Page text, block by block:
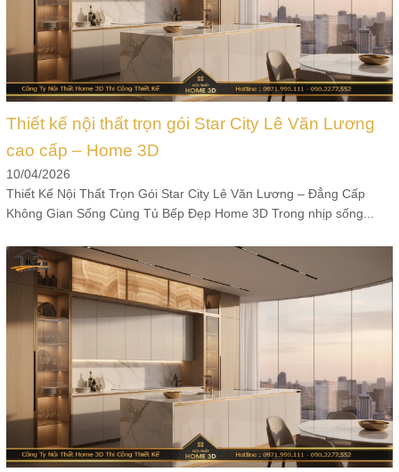
Thiết kế nội thất trọn gói Star City Lê Văn Lương
cao cấp – Home 3D
10/04/2026
Thiết Kế Nội Thất Trọn Gói Star City Lê Văn Lương – Đẳng Cấp
Không Gian Sống Cùng Tủ Bếp Đẹp Home 3D Trong nhịp sống...